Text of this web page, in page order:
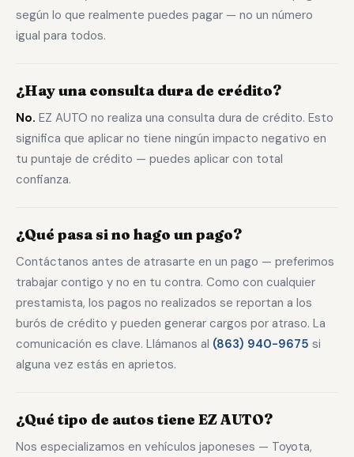
según lo que realmente puedes pagar — no un número
igual para todos.
¿Hay una consulta dura de crédito?
No. EZ AUTO no realiza una consulta dura de crédito. Esto
significa que aplicar no tiene ningún impacto negativo en
tu puntaje de crédito — puedes aplicar con total
confianza.
¿Qué pasa si no hago un pago?
Contáctanos antes de atrasarte en un pago — preferimos
trabajar contigo y no en tu contra. Como con cualquier
prestamista, los pagos no realizados se reportan a los
burós de crédito y pueden generar cargos por atraso. La
comunicación es clave. Llámanos al (863) 940-9675 si
alguna vez estás en aprietos.
¿Qué tipo de autos tiene EZ AUTO?
Nos especializamos en vehículos japoneses — Toyota,